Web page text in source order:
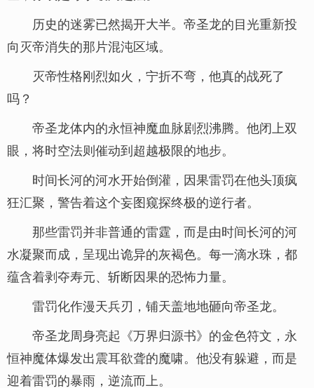
历史的迷雾已然揭开大半。帝圣龙的目光重新投
向灭帝消失的那片混沌区域。
灭帝性格刚烈如火，宁折不弯，他真的战死了
吗？
帝圣龙体内的永恒神魔血脉剧烈沸腾。他闭上双
眼，将时空法则催动到超越极限的地步。
时间长河的河水开始倒灌，因果雷罚在他头顶疯
狂汇聚，警告着这个妄图窥探终极的逆行者。
那些雷罚并非普通的雷霆，而是由时间长河的河
水凝聚而成，呈现出诡异的灰褐色。每一滴水珠，都
蕴含着剥夺寿元、斩断因果的恐怖力量。
雷罚化作漫天兵刃，铺天盖地地砸向帝圣龙。
帝圣龙周身亮起《万界归源书》的金色符文，永
恒神魔体爆发出震耳欲聋的魔啸。他没有躲避，而是
迎着雷罚的暴雨，逆流而上。